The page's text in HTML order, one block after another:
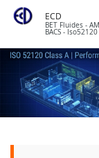
ECD
BET Fluides -
BACS - Iso52120